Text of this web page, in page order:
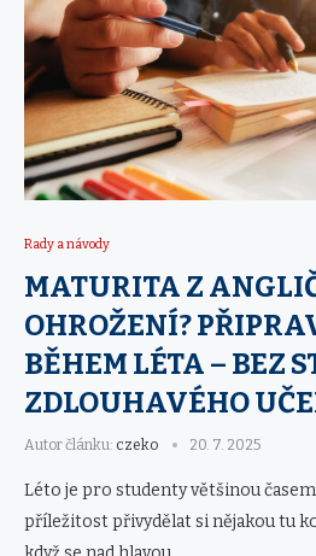
Rady a návody
MATURITA Z
OHROŽENÍ?
BĚHEM LÉTA – BEZ
ZDLOUHAVÉHO
Autor článku: czeko 20. 7. 2025
Léto je pro studenty většinou
příležitost přivydělat si nějakou tu